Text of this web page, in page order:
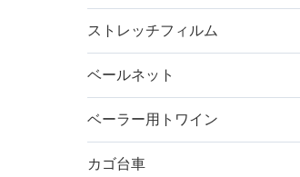
ストレッチフィルム
ベールネット
ベーラー用トワイン
カゴ台車